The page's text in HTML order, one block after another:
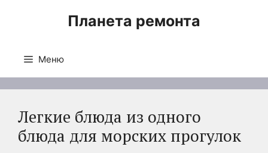
Планета ремонта
Меню
Легкие блюда из одного
блюда для морских прогулок